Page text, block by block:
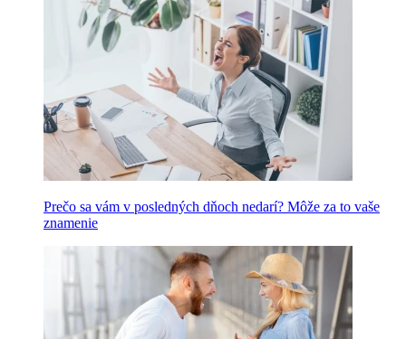
Prečo sa vám v posledných dňoch nedarí? Môže za to vaše
znamenie